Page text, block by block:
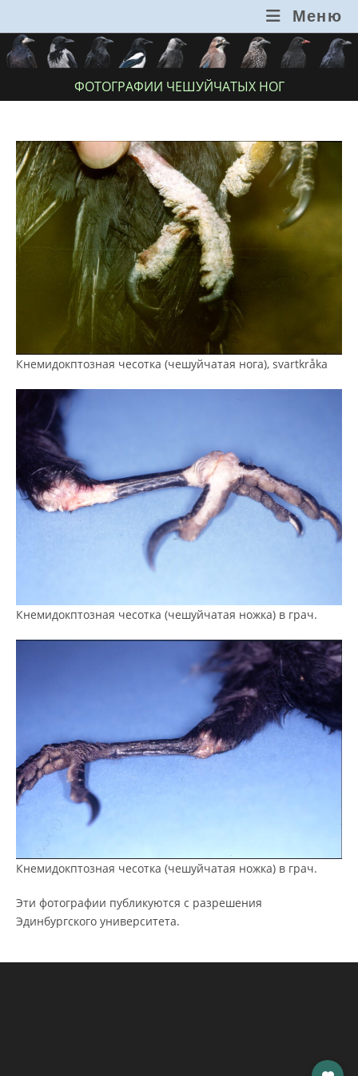
содержимому
Меню
ФОТОГРАФИИ ЧЕШУЙЧАТЫХ НОГ
Кнемидокптозная чесотка (чешуйчатая нога), svartkråka
Кнемидокптозная чесотка (чешуйчатая ножка) в грач.
Кнемидокптозная чесотка (чешуйчатая ножка) в грач.
Эти фотографии публикуются с разрешения
Эдинбургского университета.